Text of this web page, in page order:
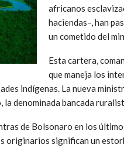
africanos
haciendas–, han
un cometido del
Esta cartera,
que maneja los
indígenas. La nueva
denominada bancada
de Bolsonaro en los
originarios significan un